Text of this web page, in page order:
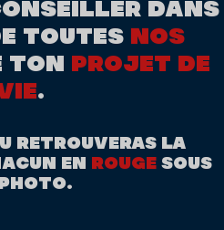
DANS
TOUTES NOS
TON PROJET DE
.
RETROUVERAS LA
EN ROUGE SOUS